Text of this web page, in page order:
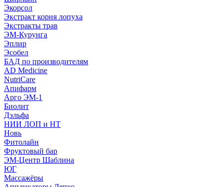
Экорсол
Экстракт корня лопуха
Экстракты трав
ЭМ-Курунга
Эплир
Эсобел
БАД по производителям
AD Medicine
NutriCare
Апифарм
Арго ЭМ-1
Биолит
Дэльфа
НИИ ЛОП и НТ
Новь
Фитолайн
Фруктовый бар
ЭМ-Центр Шаблина
ЮГ
Массажёры